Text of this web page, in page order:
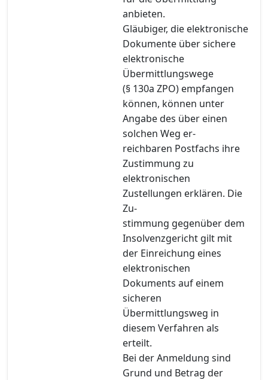
anbieten.
Gläubiger, die elektronische
Dokumente über sichere
elektronische
Übermittlungswege
(§ 130a ZPO) empfangen
können, können unter
Angabe des über einen
solchen Weg er-
reichbaren Postfachs ihre
Zustimmung zu
elektronischen
Zustellungen erklären. Die
Zu-
stimmung gegenüber dem
Insolvenzgericht gilt mit
der Einreichung eines
elektronischen
Dokuments auf einem
sicheren
Übermittlungsweg in
diesem Verfahren als
erteilt.
Bei der Anmeldung sind
Grund und Betrag der